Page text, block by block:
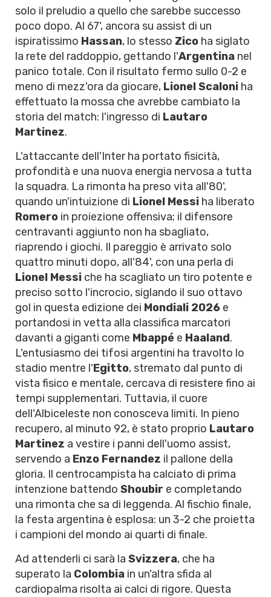
solo il preludio a quello che sarebbe successo
poco dopo. Al 67', ancora su assist di un
ispiratissimo Hassan, lo stesso Zico ha siglato
la rete del raddoppio, gettando l'Argentina nel
panico totale. Con il risultato fermo sullo 0-2 e
meno di mezz'ora da giocare, Lionel Scaloni ha
effettuato la mossa che avrebbe cambiato la
storia del match: l'ingresso di Lautaro
Martinez.
L'attaccante dell'Inter ha portato fisicità,
profondità e una nuova energia nervosa a tutta
la squadra. La rimonta ha preso vita all'80',
quando un'intuizione di Lionel Messi ha liberato
Romero in proiezione offensiva; il difensore
centravanti aggiunto non ha sbagliato,
riaprendo i giochi. Il pareggio è arrivato solo
quattro minuti dopo, all'84', con una perla di
Lionel Messi che ha scagliato un tiro potente e
preciso sotto l'incrocio, siglando il suo ottavo
gol in questa edizione dei Mondiali 2026 e
portandosi in vetta alla classifica marcatori
davanti a giganti come Mbappé e Haaland.
L'entusiasmo dei tifosi argentini ha travolto lo
stadio mentre l'Egitto, stremato dal punto di
vista fisico e mentale, cercava di resistere fino ai
tempi supplementari. Tuttavia, il cuore
dell'Albiceleste non conosceva limiti. In pieno
recupero, al minuto 92, è stato proprio Lautaro
Martinez a vestire i panni dell'uomo assist,
servendo a Enzo Fernandez il pallone della
gloria. Il centrocampista ha calciato di prima
intenzione battendo Shoubir e completando
una rimonta che sa di leggenda. Al fischio finale,
la festa argentina è esplosa: un 3-2 che proietta
i campioni del mondo ai quarti di finale.
Ad attenderli ci sarà la Svizzera, che ha
superato la Colombia in un'altra sfida al
cardiopalma risolta ai calci di rigore. Questa